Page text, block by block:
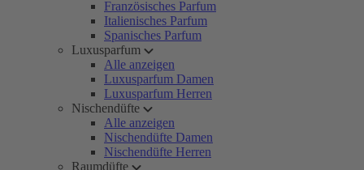
Französisches Parfum
Italienisches Parfum
Spanisches Parfum
Luxusparfum
Alle anzeigen
Luxusparfum Damen
Luxusparfum Herren
Nischendüfte
Alle anzeigen
Nischendüfte Damen
Nischendüfte Herren
Raumdüfte